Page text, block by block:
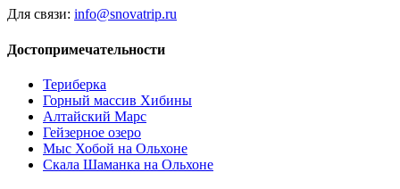
Для связи: info@snovatrip.ru
Достопримечательности
Териберка
Горный массив Хибины
Алтайский Марс
Гейзерное озеро
Мыс Хобой на Ольхоне
Скала Шаманка на Ольхоне